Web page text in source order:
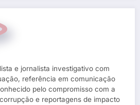
e jornalista investigativo com
referência em comunicação
pelo compromisso com a
e reportagens de impacto